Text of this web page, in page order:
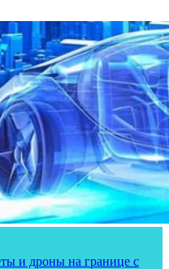
и дроны на границе с